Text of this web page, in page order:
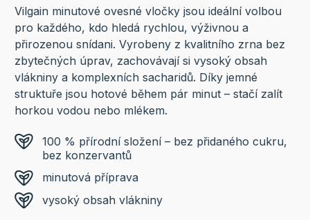
Vilgain minutové ovesné vločky jsou ideální volbou
pro každého, kdo hledá rychlou, výživnou a
přirozenou snídani. Vyrobeny z kvalitního zrna bez
zbytečných úprav, zachovávají si vysoký obsah
vlákniny a komplexních sacharidů. Díky jemné
struktuře jsou hotové během pár minut – stačí zalít
horkou vodou nebo mlékem.
100 % přírodní složení – bez přidaného cukru,
bez konzervantů
minutová příprava
vysoký obsah vlákniny